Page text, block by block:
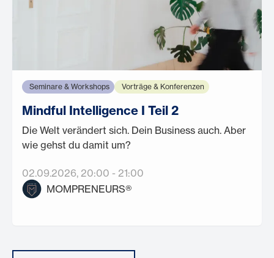
Seminare & Workshops Vorträge & Konferenzen
Mindful Intelligence I Teil 2
Die Welt verändert sich. Dein Business auch. Aber
wie gehst du damit um?
02.09.2026, 20:00 - 21:00
MOMPRENEURS®